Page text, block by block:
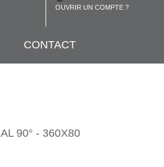
OUVRIR UN COMPTE ?
CONTACT
90° - 360X80